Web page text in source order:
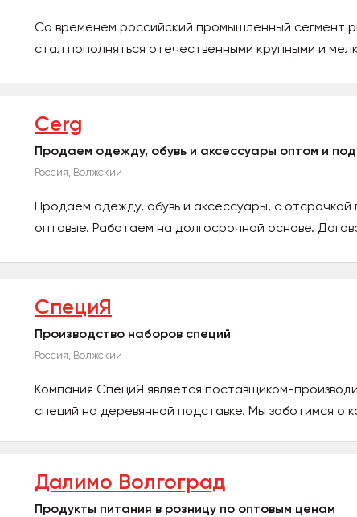
Со временем российский промышленный сегмент
стал пополняться отечественными крупными и
Cerg
Продаем одежду, обувь и аксессуары оптом и
Россия, Волжский
Продаем одежду, обувь и аксессуары, с
оптовые. Работаем на долгосрочной основе.
СпециЯ
Производство наборов специй
Россия, Волжский
Компания СпециЯ является поставщиком-
специй на деревянной подставке. Мы заботимся о
Далимо Волгоград
Продукты питания в розницу по оптовым ценам